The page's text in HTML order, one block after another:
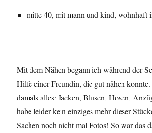
mitte 40, mit mann und kind, wohnhaft
Mit dem Nähen begann ich während der
Hilfe einer Freundin, die gut nähen
damals alles: Jacken, Blusen, Hosen,
habe leider kein einziges mehr dieser
Sachen noch nicht mal Fotos! So war das